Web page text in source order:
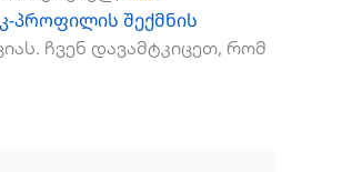
პროფილის შექმნის
ჩვენ დავამტკიცეთ, რომ